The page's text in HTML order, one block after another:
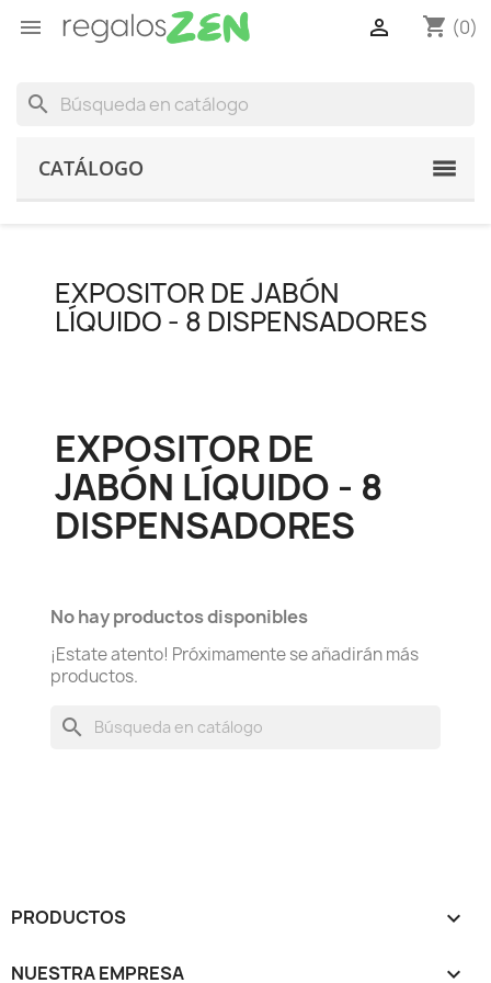
 shopping_cart (0)

search
CATÁLOGO
EXPOSITOR DE JABÓN
LÍQUIDO - 8 DISPENSADORES
EXPOSITOR DE
JABÓN LÍQUIDO - 8
DISPENSADORES
No hay productos disponibles
¡Estate atento! Próximamente se añadirán más
productos.
search
PRODUCTOS 
NUESTRA EMPRESA 